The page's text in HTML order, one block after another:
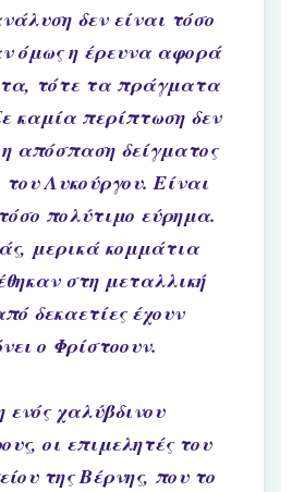
δεν είναι τόσο
όμως η έρευνα αφορά
τότε τα πράγματα
καμία περίπτωση δεν
απόσπαση δείγματος
Λυκούργου. Είναι
πολύτιμο εύρημα.
μερικά κομμάτια
στη μεταλλική
δεκαετίες έχουν
ο Φρίστοουν.
χαλύβδινου
οι επιμελητές του
της Βέρνης, που το